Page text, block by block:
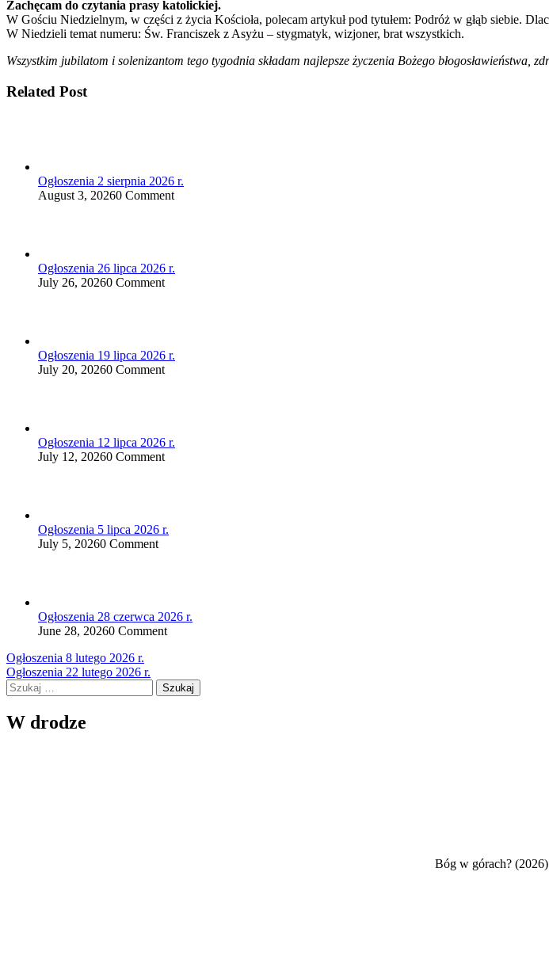
Zachęcam do czytania prasy katolickiej.
W Gościu Niedzielnym, w części z życia Kościoła, polecam artykuł pod tytułem: Podróż w głąb siebie.
W Niedzieli temat numeru: Św. Franciszek z Asyżu – stygmatyk, wizjoner, brat wszystkich.
Wszystkim jubilatom i solenizantom tego tygodnia składam najlepsze życzenia Bożego błogosławieństwa,
Related Post
Ogłoszenia 2 sierpnia 2026 r.
August 3, 20260 Comment
Ogłoszenia 26 lipca 2026 r.
July 26, 20260 Comment
Ogłoszenia 19 lipca 2026 r.
July 20, 20260 Comment
Ogłoszenia 12 lipca 2026 r.
July 12, 20260 Comment
Ogłoszenia 5 lipca 2026 r.
July 5, 20260 Comment
Ogłoszenia 28 czerwca 2026 r.
June 28, 20260 Comment
Nawigacja
wpisu
Ogłoszenia 8 lutego 2026 r.
Ogłoszenia 22 lutego 2026 r.
Szukaj:
W drodze
Bóg w górach? (2026)